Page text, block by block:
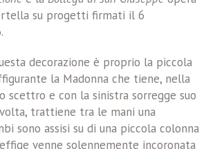
su progetti firmati il 6
decorazione è proprio la piccola
la Madonna che tiene, nella
scettro e con la sinistra sorregge suo
trattiene tra le mani una
sono assisi su di una piccola colonna
venne solennemente incoronata